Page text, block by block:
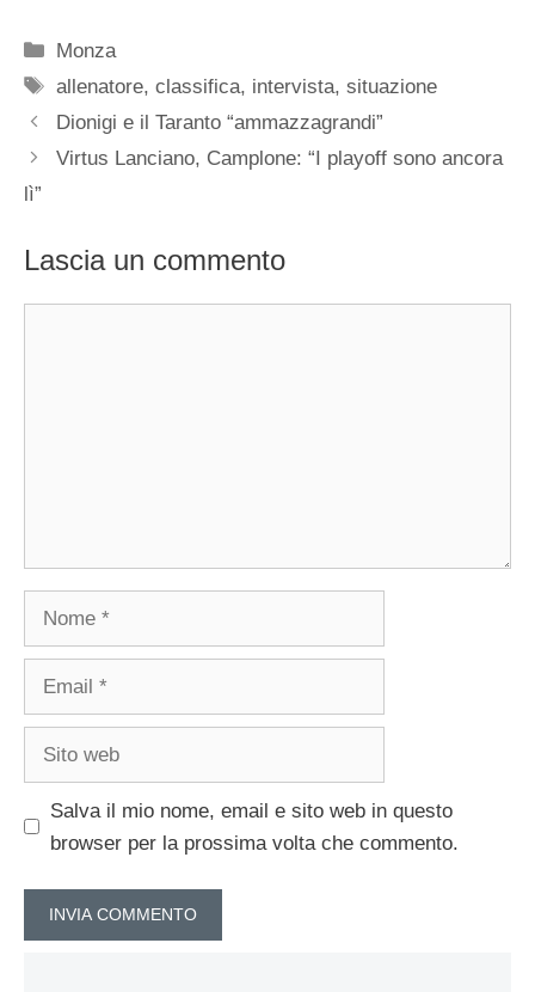
Categorie
Monza
Tag
allenatore,classifica, intervista,situazione
Dionigi e il Taranto “ammazzagrandi”
Virtus Lanciano, Camplone: “I playoff sono ancora
lì”
Lascia un commento
Nome
Email
Sito
Salva il mio nome, email e sito web in questo
browser per la prossima volta che commento.